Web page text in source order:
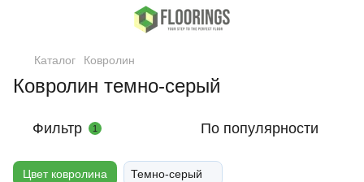
Каталог Ковролин
Ковролин темно-серый
Фильтр 1 По популярности
Цвет ковролина Темно-серый